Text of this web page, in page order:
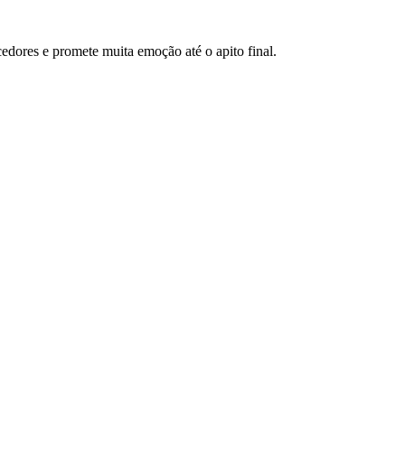
e promete muita emoção até o apito final.